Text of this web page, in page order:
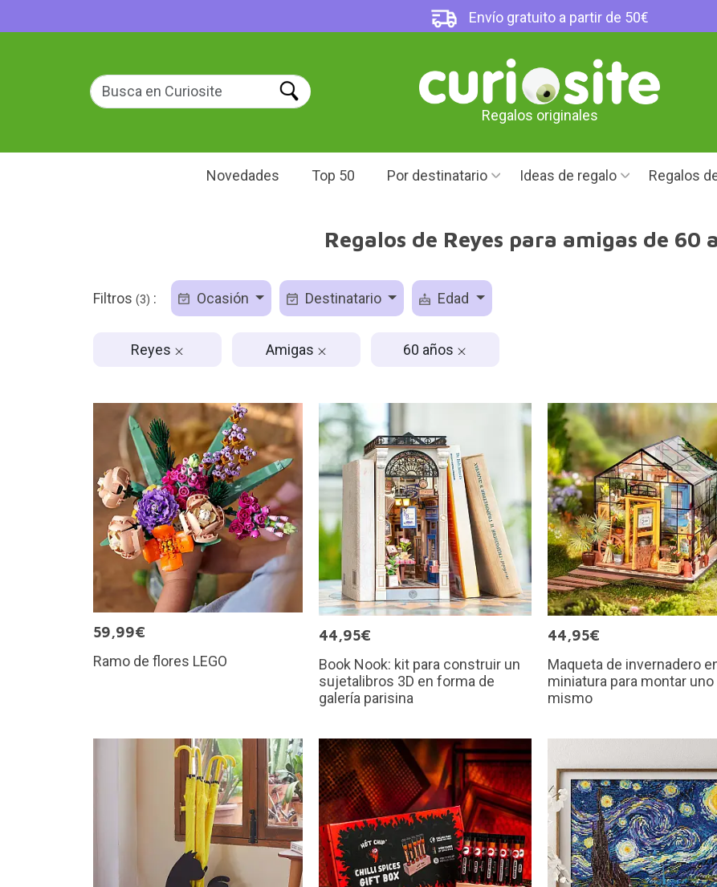
Envío gratuito a partir de 50€
Regalos originales
Novedades Top 50 Por destinatario Ideas de regalo Regalos
Regalos de Reyes para amigas de 60
Filtros (3) : Ocasión Destinatario Edad
Reyes Amigas 60 años
59,99€
Ramo de flores LEGO
44,95€
Book Nook: kit para construir un
sujetalibros 3D en forma de
galería parisina
44,95€
Maqueta de invernadero
miniatura para montar uno
mismo